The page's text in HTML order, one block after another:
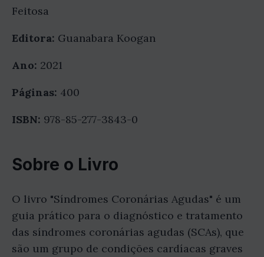
Feitosa
Editora: Guanabara Koogan
Ano: 2021
Páginas: 400
ISBN: 978-85-277-3843-0
Sobre o Livro
O livro "Síndromes Coronárias Agudas" é um
guia prático para o diagnóstico e tratamento
das síndromes coronárias agudas (SCAs), que
são um grupo de condições cardíacas graves